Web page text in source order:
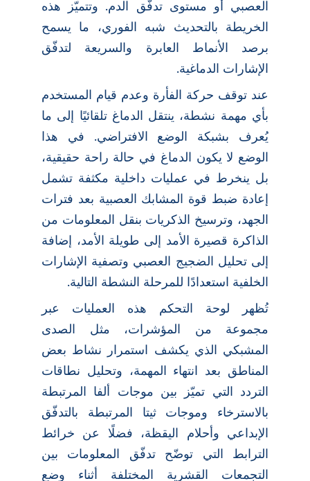
العصبي أو مستوى تدفّق الدم. وتتميّز هذه
الخريطة بالتحديث شبه الفوري، ما يسمح
برصد الأنماط العابرة والسريعة لتدفّق
الإشارات الدماغية.
عند توقف حركة الفأرة وعدم قيام المستخدم
بأي مهمة نشطة، ينتقل الدماغ تلقائيًا إلى ما
يُعرف بشبكة الوضع الافتراضي. في هذا
الوضع لا يكون الدماغ في حالة راحة حقيقية،
بل ينخرط في عمليات داخلية مكثفة تشمل
إعادة ضبط قوة المشابك العصبية بعد فترات
الجهد، وترسيخ الذكريات بنقل المعلومات من
الذاكرة قصيرة الأمد إلى طويلة الأمد، إضافة
إلى تحليل الضجيج العصبي وتصفية الإشارات
الخلفية استعدادًا للمرحلة النشطة التالية.
تُظهر لوحة التحكم هذه العمليات عبر
مجموعة من المؤشرات، مثل الصدى
المشبكي الذي يكشف استمرار نشاط بعض
المناطق بعد انتهاء المهمة، وتحليل نطاقات
التردد التي تميّز بين موجات ألفا المرتبطة
بالاسترخاء وموجات ثيتا المرتبطة بالتدفّق
الإبداعي وأحلام اليقظة، فضلًا عن خرائط
الترابط التي توضّح تدفّق المعلومات بين
التجمعات القشرية المختلفة أثناء وضع